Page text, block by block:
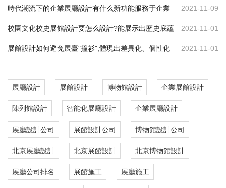
時代潮流下的企業展廳設計有什么新功能服務于企業 2021-11-09
校園文化校史展館設計要怎么設計?能展示出歷史底蘊 2021-11-01
展館設計如何避免展臺"撞衫",體現出差異化、個性化 2021-11-01
展廳設計 展館設計 博物館設計 企業展館設計
陳列館設計 智能化展廳設計 企業展廳設計
展廳設計公司 展館設計公司 博物館設計公司
北京展廳設計 北京展館設計 北京博物館設計
展廳公司排名 展館施工 展廳施工